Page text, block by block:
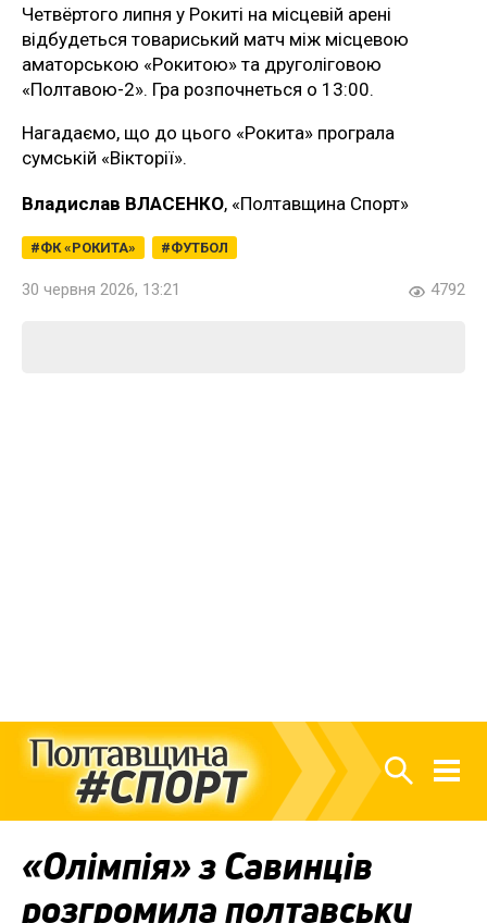
Четвёртого липня у Рокиті на місцевій арені
відбудеться товариський матч між місцевою
аматорською «Рокитою» та друголіговою
«Полтавою-2». Гра розпочнеться о 13:00.
Нагадаємо, що до цього «Рокита» програла
сумській «Вікторії».
Владислав ВЛАСЕНКО, «Полтавщина Спорт»
ФК «РОКИТА» ФУТБОЛ
30 червня 2026, 13:21 4792
«Олімпія» з Савинців
розгромила полтавську